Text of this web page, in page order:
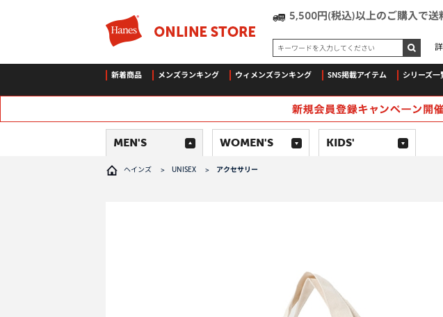
5,500円(税込)以上のご購入で送
キーワードを入力してください
新着商品 メンズランキング ウィメンズランキング SNS掲載アイテム シリーズ一
MEN'S WOMEN'S KIDS'
ヘインズ > UNISEX > アクセサリー